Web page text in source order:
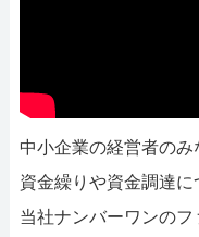
052-414-
ファクタリ
中小企業の経営者のみ
資金繰りや資金調達に
当社ナンバーワンの